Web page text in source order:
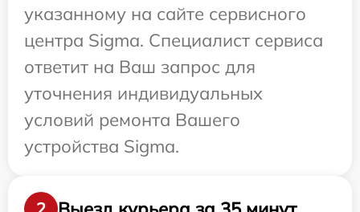
указанному на сайте сервисного
центра Sigma. Специалист сервиса
ответит на Ваш запрос для
уточнения индивидуальных
условий ремонта Вашего
устройства Sigma.